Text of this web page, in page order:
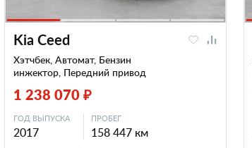
Kia Ceed
Хэтчбек, Автомат, Бензин
инжектор, Передний привод
1 238 070 ₽
ГОД ВЫПУСКА
2017
ПРОБЕГ
158 447 км